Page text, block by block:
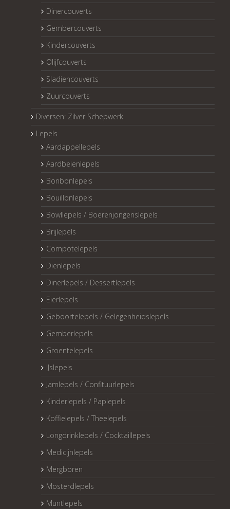
Dinercouverts
Gembercouverts
Kindercouverts
Olijfcouverts
Sladiencouverts
Zuurcouverts
Diversen: Zilver Schepwerk
Lepels
Aardappellepels
Aardbeienlepels
Bonbonlepels
Bouillonlepels
Bowllepels / Boerenjongenslepels
Brijlepels
Compotelepels
Dienlepels
Dinerlepels / Dessertlepels
Eierlepels
Geboortelepels / Gelegenheidslepels
Gemberlepels
Groentelepels
IJslepels
Jamlepels / Confituurlepels
Kinderlepels / Paplepels
Koffielepels / Theelepels
Longdrinklepels / Cocktaillepels
Medicijnlepels
Mergboren
Mosterdlepels
Muntlepels